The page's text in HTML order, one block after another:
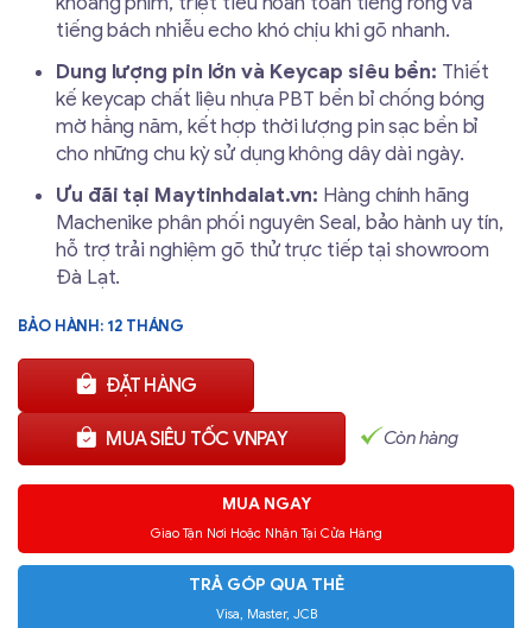
tiếng bách nhiễu echo khó chịu khi gõ nhanh.
Dung lượng pin lớn và Keycap siêu bền: Thiết
kế keycap chất liệu nhựa PBT bền bỉ chống bóng
mờ hằng năm, kết hợp thời lượng pin sạc bền bỉ
cho những chu kỳ sử dụng không dây dài ngày.
Ưu đãi tại Maytinhdalat.vn: Hàng chính hãng
Machenike phân phối nguyên Seal, bảo hành uy tín,
hỗ trợ trải nghiệm gõ thử trực tiếp tại showroom
Đà Lạt.
BẢO HÀNH: 12 THÁNG
ĐẶT HÀNG
MUA SIÊU TỐC VNPAY Còn hàng
MUA NGAY
Giao Tận Nơi Hoặc Nhận Tại Cửa Hàng
TRẢ GÓP QUA THẺ
Visa, Master, JCB